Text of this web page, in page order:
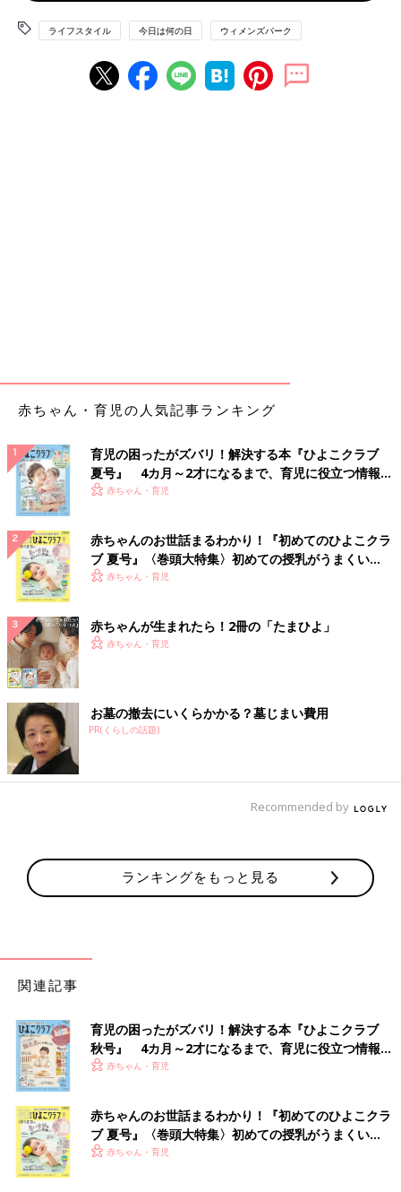
毎日は食べられません！お昼と夕飯後に半分ずつ食べたりも」
中には「ここぞというときに食べよう！」と冷凍庫にハーゲンダ
ッツをキープしているママもいるはず。しかし、ハーゲンダッツ
かと聞かれてリクエストした『シャネルのCHANCE オードパル
ファム』。今考えると、なんて小生意気な嫁！(笑) その後妊娠、
育児で香水をつけて出かけるどころではなく、かれこれ20年以上
経ってますが開けてません。トイレの芳香剤代わりに使おうかと
考え中です」
シャネルがトイレの芳香剤に……。
「本物」ほどもったいぶって使えないってありますよね。
「結婚式の引き出物のカタログギフトに載っていて、自分では絶
対買わないものだからと頼んだトリュフ塩。いざ届いたら、どう
使ってよいかわからず……。結局賞味期限が来て捨てることに」
「茅乃舎の出汁！ よく芸能人が毎日味噌汁に使ってると聞きま
すが、毎日なんて使えません！美味しくしたいお鍋とかおでんと
か、出汁が大事なここぞ！と言う時にしか使わず、気づいたら期
限が……」
食べ物系は使う期限がありますよね。「ここぞ！」を待ってる間
「近所でコンビニがオープンした時に貰った高級箱ティッシュで
もっと症状がひどい時に使おう。こんなの使ってしまったら甘え
これは人の鼻をダメにします。一度使ったら普通のに戻れない！
裕福でないわが家はガマンし続けています」
一度高級品のよさを味わったら元に戻れない！その怖さはあるか
もしれないですね。
家計を守る親だからこそのストイックさ、尊敬です。
（文・古川はる香）
ライフスタイル 今日は何の日 ウィメンズパーク
赤ちゃん・育児の人気記事ランキング
育児の困ったがズバリ！解決する本『ひよこクラブ
夏号』 4カ月～2才になるまで、育児に役立つ情報が
いっぱい！
赤ちゃん・育児
赤ちゃんのお世話まるわかり！『初めてのひよこクラ
ブ 夏号』〈巻頭大特集〉初めての授乳がうまくい
く！ おっぱい・ミルクの基本と夏のトラブル 解決テ
赤ちゃん・育児
赤ちゃんが生まれたら！2冊の「たまひよ」
赤ちゃん・育児
お墓の撤去にいくらかかる？墓じまい費用
PR(くらしの話題)
Recommended by
ランキングをもっと見る
関連記事
育児の困ったがズバリ！解決する本『ひよこクラブ
秋号』 4カ月～2才になるまで、育児に役立つ情報が
いっぱい！
赤ちゃん・育児
赤ちゃんのお世話まるわかり！『初めてのひよこクラ
ブ 夏号』〈巻頭大特集〉初めての授乳がうまくい
く！ おっぱい・ミルクの基本と夏のトラブル 解決テ
赤ちゃん・育児